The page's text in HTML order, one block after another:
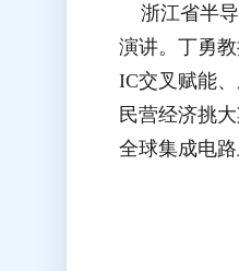
浙江省半导
演讲。丁勇
IC交叉赋能
民营经济挑
全球集成电